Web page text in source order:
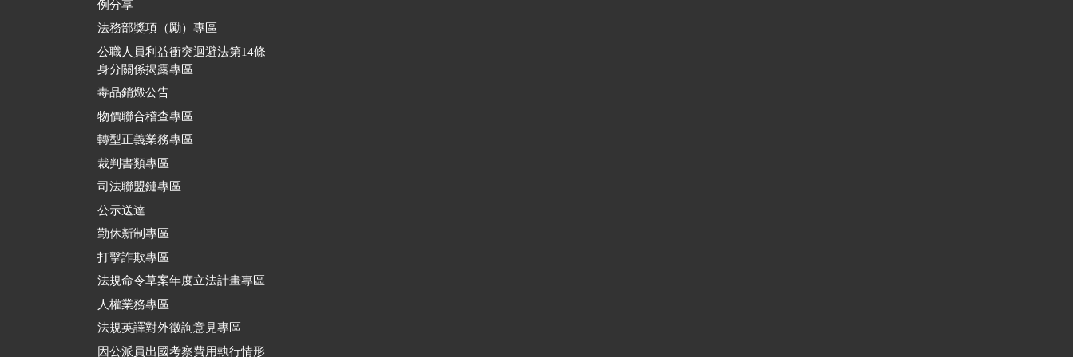
例分享
法務部獎項（勵）專區
公職人員利益衝突迴避法第14條
身分關係揭露專區
毒品銷燬公告
物價聯合稽查專區
轉型正義業務專區
裁判書類專區
司法聯盟鏈專區
公示送達
勤休新制專區
打擊詐欺專區
法規命令草案年度立法計畫專區
人權業務專區
法規英譯對外徵詢意見專區
因公派員出國考察費用執行情形